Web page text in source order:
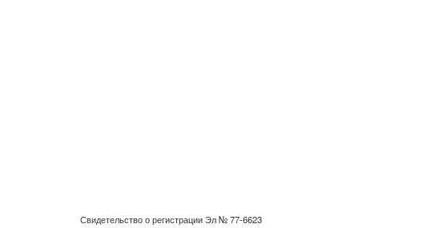
Свидетельство о регистрации Эл № 77-6623